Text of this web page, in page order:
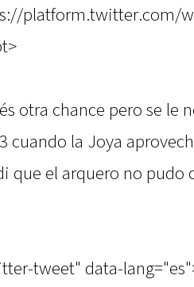
platform.twitter.com/
otra chance pero se le
cuando la Joya
que el arquero no pudo
tweet" data-